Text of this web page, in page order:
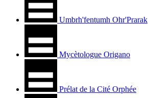
Umbrh'fentumh Ohr'Prarak
Mycètologue Origano
Prélat de la Cité Orphée